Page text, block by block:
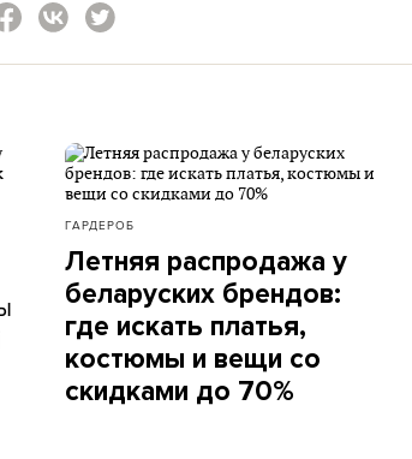
ГАРДЕРОБ
Летняя распродажа у
беларуских брендов:
где искать платья,
костюмы и вещи со
скидками до 70%